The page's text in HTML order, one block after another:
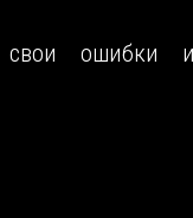
свои ошибки